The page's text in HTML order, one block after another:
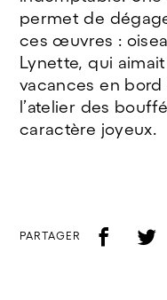
permet de
ces œuvres :
Lynette, qui
vacances en
l’atelier des
caractère joyeux.
PARTAGER f t